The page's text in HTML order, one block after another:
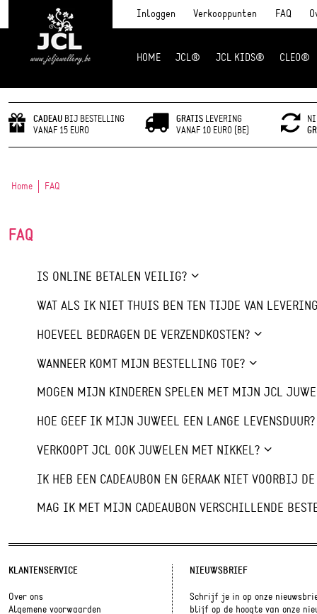
Inloggen Verkooppunten FAQ
HOME JCL® JCL KIDS® CLEO®
CADEAU BIJ BESTELLING
VANAF 15 EURO
GRATISLEVERING
VANAF 10 EURO (BE)
Home FAQ
FAQ
IS ONLINE BETALEN VEILIG?
WAT ALS IK NIET THUIS BEN TEN TIJDE VAN
HOEVEEL BEDRAGEN DE VERZENDKOSTEN?
WANNEER KOMT MIJN BESTELLING TOE?
MOGEN MIJN KINDEREN SPELEN MET MIJN JCL
HOE GEEF IK MIJN JUWEEL EEN LANGE LEVENSDUUR?
VERKOOPT JCL OOK JUWELEN MET NIKKEL?
IK HEB EEN CADEAUBON EN GERAAK NIET VOORBIJ
MAG IK MET MIJN CADEAUBON VERSCHILLENDE
KLANTENSERVICE
Over ons
Algemene voorwaarden
NIEUWSBRIEF
Schrijf je in op onze
blijf op de hoogte van onze